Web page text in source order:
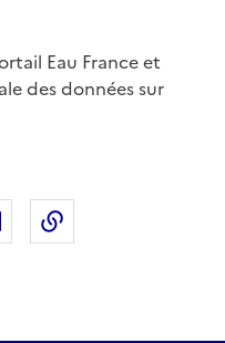
Eau France et
des données sur
sur LinkedIn
Partager par email